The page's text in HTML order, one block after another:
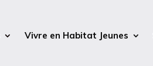
Vivre en Habitat Jeunes